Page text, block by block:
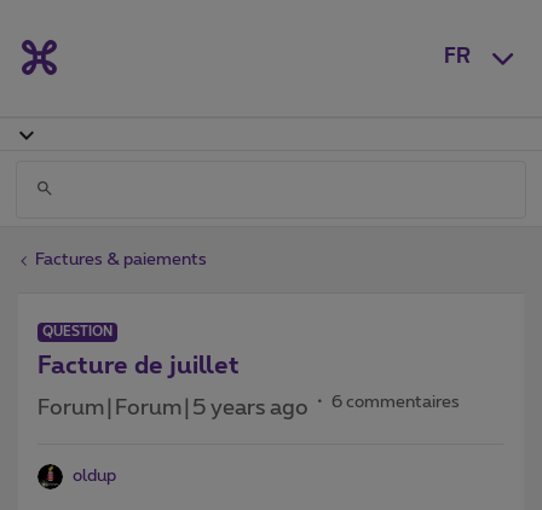
FR
Factures & paiements
QUESTION
Facture de juillet
Forum|Forum|5 years ago 6 commentaires
oldup